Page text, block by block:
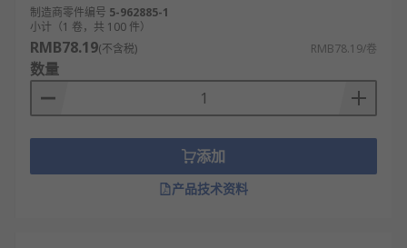
制造商零件编号 5-962885-1
小计（1 卷，共 100 件）
RMB78.19(不含税) RMB78.19/卷
数量
添加
产品技术资料